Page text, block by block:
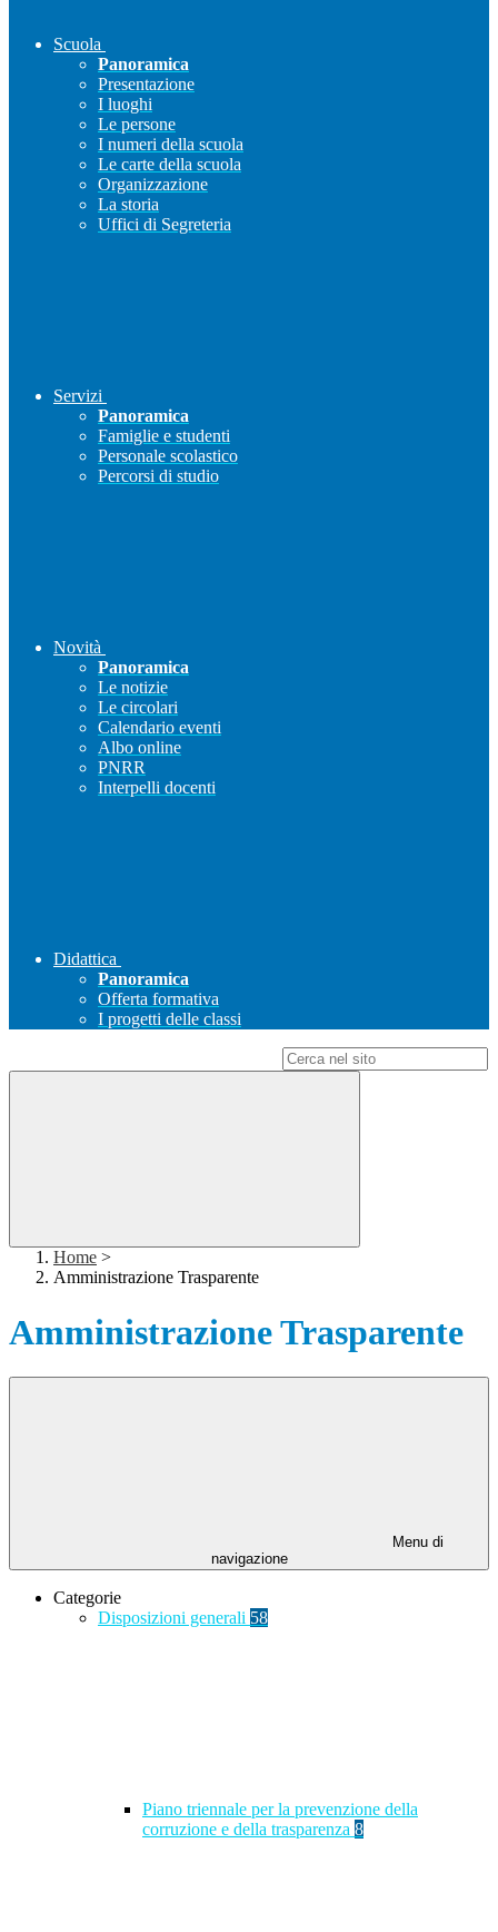
Scuola
Panoramica
Presentazione
I luoghi
Le persone
I numeri della scuola
Le carte della scuola
Organizzazione
La storia
Uffici di Segreteria
Servizi
Panoramica
Famiglie e studenti
Personale scolastico
Percorsi di studio
Novità
Panoramica
Le notizie
Le circolari
Calendario eventi
Albo online
PNRR
Interpelli docenti
Didattica
Panoramica
Offerta formativa
I progetti delle classi
Home >
Amministrazione Trasparente
Amministrazione Trasparente
Menu di
navigazione
Categorie
Disposizioni generali 58
Piano triennale per la prevenzione della
corruzione e della trasparenza 8